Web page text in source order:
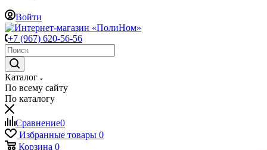
Войти
+7 (967) 620-56-56
Каталог
По всему сайту
По каталогу
Сравнение0
Избранные товары 0
Корзина 0